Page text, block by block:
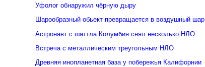
Уфолог обнаружил чёрную дыру
Шарообразный обьект превращается в воздушный шар
Астронавт с шаттла Колумбия снял несколько НЛО
Встреча с металлическим треугольным НЛО
Древняя инопланетная база у побережья Калифорнии